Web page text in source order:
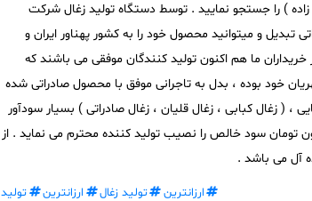
) را جستجو نمایید . توسط دستگاه تولید زغال شرکت
تبدیل و میتوانید محصول خود را به کشور پهناور ایران و
ما هم اکنون تولید کنندگان موفقی می باشند که
خود بوده ، بدل به تاجرانی موفق با محصول صادراتی شده
( زغال کبابی ، زغال قلیان ، زغال صادراتی ) بسیار سودآور
به طور متوسط ماهیانه بین 30 الی 70 میلیون تومان سود خالص را نصیب تولید کننده محترم می نماید . از
آل می باشد .
ارزانترین تولید زغال ارزانترین تولید